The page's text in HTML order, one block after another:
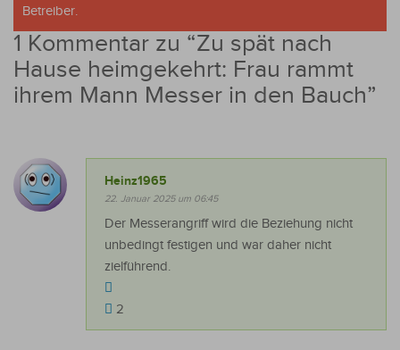
Betreiber.
1 Kommentar zu “Zu spät nach
Hause heimgekehrt: Frau rammt
ihrem Mann Messer in den Bauch”
Heinz1965
22. Januar 2025 um 06:45
Der Messerangriff wird die Beziehung nicht
unbedingt festigen und war daher nicht
zielführend.
2